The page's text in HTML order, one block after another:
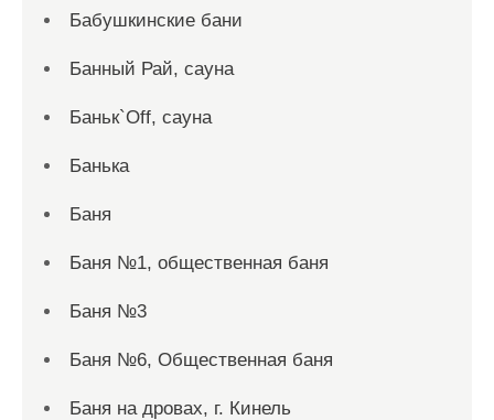
Бабушкинские бани
Банный Рай, сауна
Баньк`Off, сауна
Банька
Баня
Баня №1, общественная баня
Баня №3
Баня №6, Общественная баня
Баня на дровах, г. Кинель